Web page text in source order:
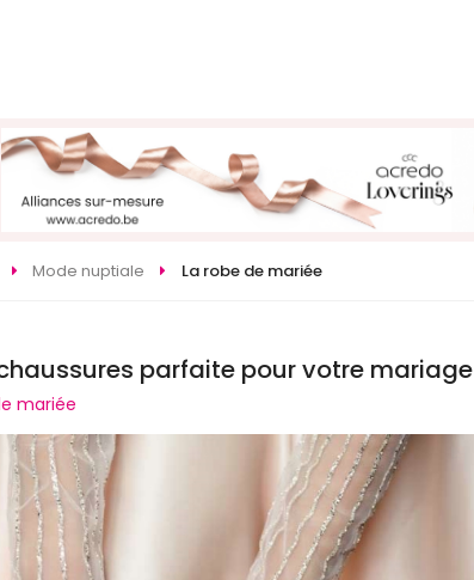
Mode nuptiale La robe de mariée
parfaite pour votre mariage
mariée